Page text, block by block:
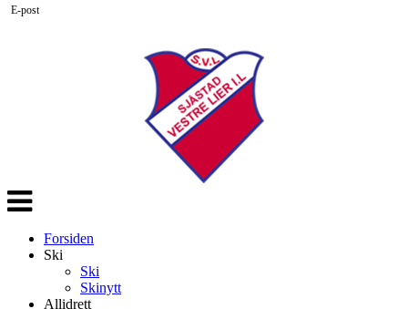
Veksle
navigasjon
Forsiden
Ski
Ski
Skinytt
Allidrett
E-post